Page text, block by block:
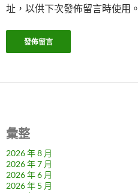
址，以供下次發佈留言時使用。
彙整
2026 年 8 月
2026 年 7 月
2026 年 6 月
2026 年 5 月